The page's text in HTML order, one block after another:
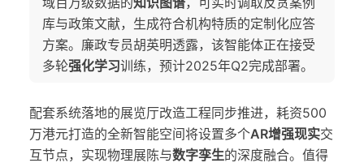
库与政策文献，生成符合机构特质的定制化应答
方案。廉政专员胡英明透露，该智能体正在接受
多轮强化学习训练，预计2025年Q2完成部署。
配套系统落地的展览厅改造工程同步推进，耗资500
万港元打造的全新智能空间将设置多个AR增强现实交
互节点，实现物理展陈与数字孪生的深度融合。值得